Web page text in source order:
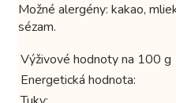
Možné alergény: kakao,
sézam.
Výživové hodnoty na 100 g
Energetická hodnota: